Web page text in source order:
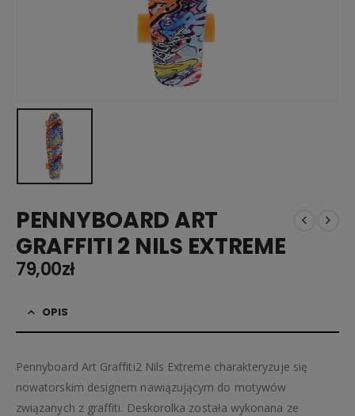
PENNYBOARD ART
GRAFFITI 2 NILS EXTREME
79,00zł
OPIS
Pennyboard Art Graffiti2 Nils Extreme charakteryzuje się
nowatorskim designem nawiązującym do motywów
związanych z graffiti. Deskorolka została wykonana ze